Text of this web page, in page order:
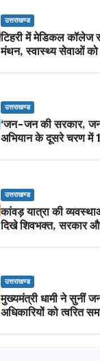
उत्तराखण्ड
टिहरी में मेडिकल कॉलेज
मंथन, स्वास्थ्य सेवाओं
उत्तराखण्ड
‘जन-जन की सरकार,
अभियान के दूसरे चरण में
उत्तराखण्ड
कांवड़ यात्रा की
दिखे शिवभक्त, सरकार
उत्तराखण्ड
मुख्यमंत्री धामी ने सुनीं
अधिकारियों को त्वरित